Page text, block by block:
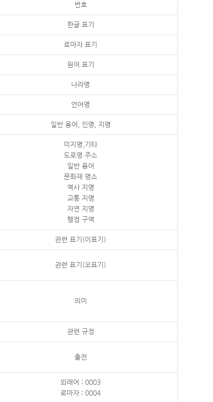
번호
한글 표기
로마자 표기
원어 표기
나라명
언어명
일반 용어, 인명, 지명
미지명,기타
도로명 주소
일반 용어
문화재 명소
역사 지명
교통 지명
자연 지명
행정 구역
관련 표기(이표기)
관련 표기(오표기)
의미
관련 규정
출전
외래어 : 0003
로마자 : 0004